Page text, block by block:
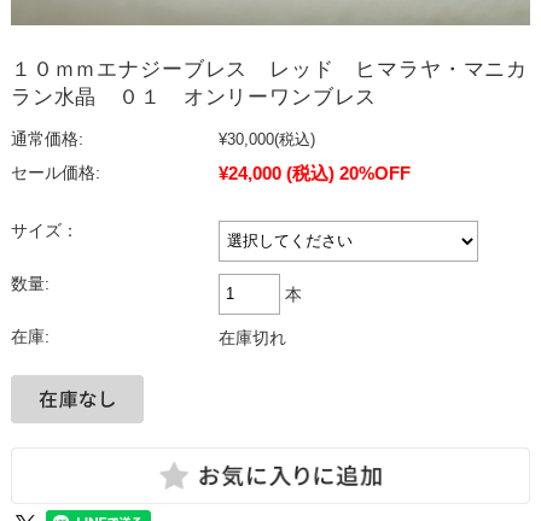
１０ｍｍエナジーブレス レッド ヒマラヤ・マニカ
ラン水晶 ０１ オンリーワンブレス
通常価格: ¥30,000(税込)
セール価格:
¥24,000 (税込) 20%OFF
サイズ：
数量:
本
在庫: 在庫切れ